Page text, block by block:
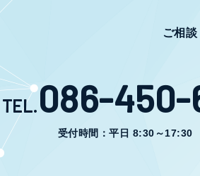
ご相
TEL.086-450-
受付時間：平日 8:30～17:30